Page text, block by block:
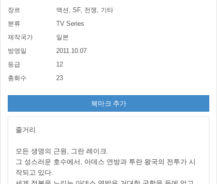
장르
액션, SF, 전쟁, 기타
분류
TV Series
제작국가
일본
방영일
2011.10.07
등급
12
총화수
23
북마크 추가
줄거리
모든 생명의 근원, 그란 레이크.
그 성스러운 호수에서, 아데스 연방과 투란 왕국의 전투가 시
작되고 있다.